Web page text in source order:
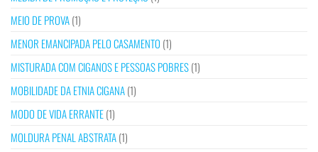
MEIO DE PROVA(1)
MENOR EMANCIPADA PELO CASAMENTO (1)
MISTURADA COM CIGANOS E PESSOAS POBRES(1)
MOBILIDADE DA ETNIA CIGANA(1)
MODO DE VIDA ERRANTE(1)
MOLDURA PENAL ABSTRATA(1)